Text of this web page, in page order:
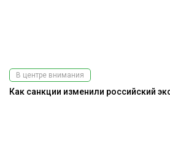
В центре внимания
Как санкции изменили российский